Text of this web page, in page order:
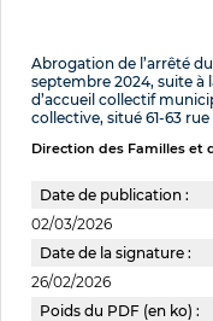
Abrogation de l’arrêté
septembre 2024, suite à
d’accueil collectif
collective, situé 61-63
Direction des Familles et
Date de publication :
02/03/2026
Date de la signature :
26/02/2026
Poids du PDF (en ko) :